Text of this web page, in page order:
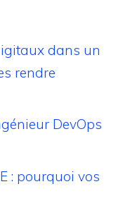
dans un
rendre
DevOps
: pourquoi vos